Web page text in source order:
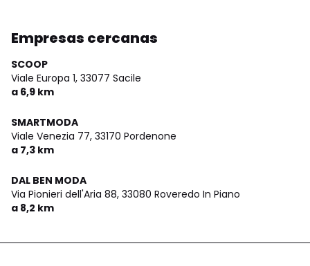
Empresas cercanas
SCOOP
Viale Europa 1, 33077 Sacile
a 6,9 km
SMARTMODA
Viale Venezia 77, 33170 Pordenone
a 7,3 km
DAL BEN MODA
Via Pionieri dell'Aria 88, 33080 Roveredo In Piano
a 8,2 km